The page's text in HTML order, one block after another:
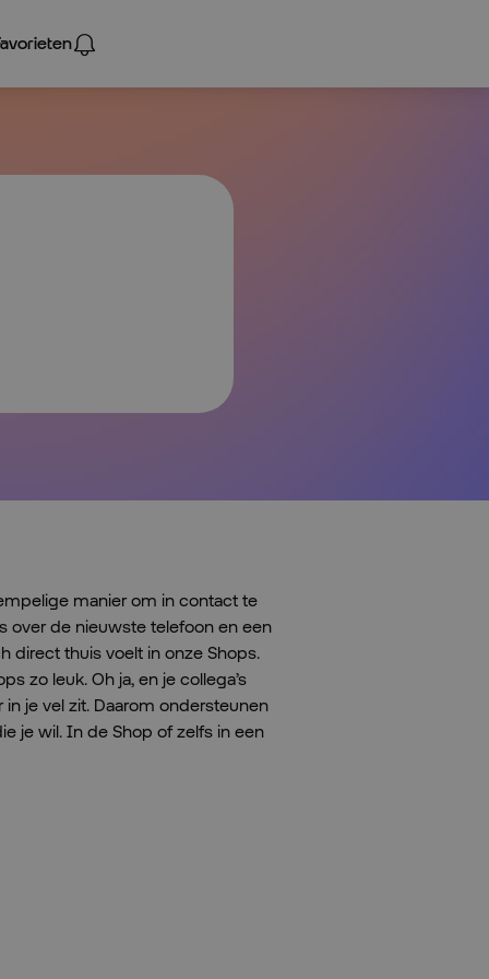
manier om in contact te
over de nieuwste telefoon en een
direct thuis voelt in onze Shops.
zo leuk. Oh ja, en je collega’s
je vel zit. Daarom ondersteunen
je wil. In de Shop of zelfs in een